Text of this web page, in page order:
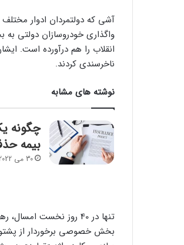
آشی که دولتمردان ادوار
واگذاری خودروسازان دولتی
انقلاب را هم درآورده است.
ناخرسندی کردند.
نوشته های مشابه
چگونه
بیمه
30 می 2022
تنها در 40 روز نخست
بخش خصوصی برخوردار از